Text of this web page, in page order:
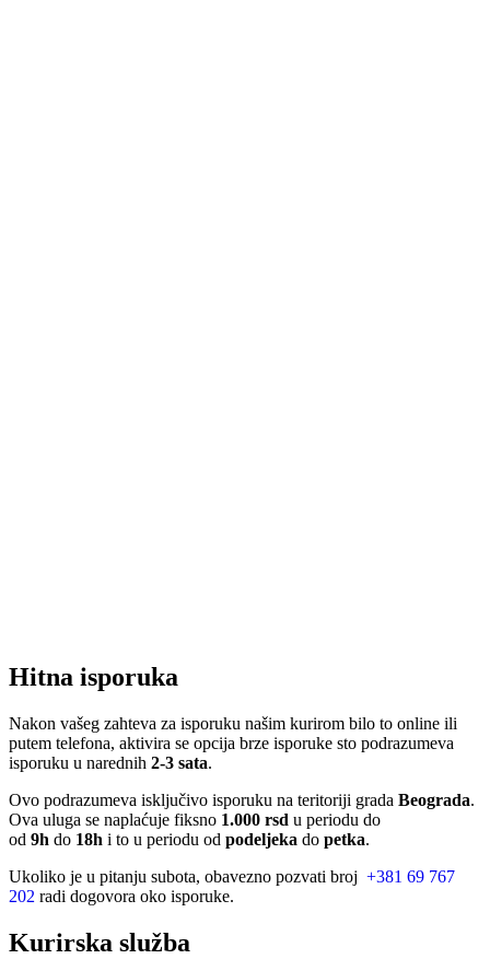
Hitna isporuka
Nakon vašeg zahteva za isporuku našim kurirom bilo to online ili
putem telefona, aktivira se opcija brze isporuke sto podrazumeva
isporuku u narednih 2-3 sata.
Ovo podrazumeva isključivo isporuku na teritoriji grada Beograda.
Ova uluga se naplaćuje fiksno 1.000 rsd u periodu do
od 9h do 18h i to u periodu od podeljeka do petka.
Ukoliko je u pitanju subota, obavezno pozvati broj +381 69 767
202 radi dogovora oko isporuke.
Kurirska služba